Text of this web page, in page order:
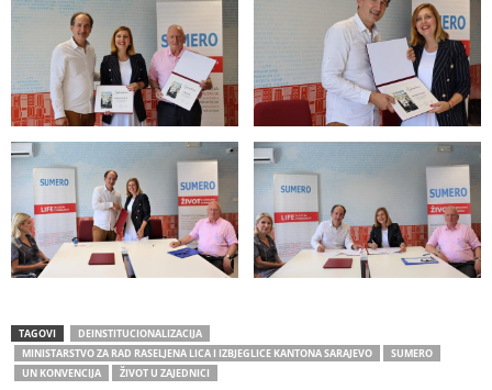
TAGOVI
DEINSTITUCIONALIZACIJA
MINISTARSTVO ZA RAD RASELJENA LICA I IZBJEGLICE KANTONA SARAJEVO
SUMERO
UN KONVENCIJA
ŽIVOT U ZAJEDNICI